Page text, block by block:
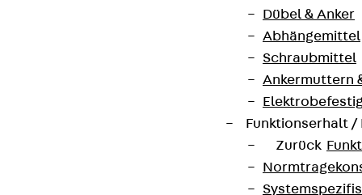
Dübel & Anker
Abhängemittel
Schraubmittel
Ankermuttern
Funktionserhalt
Zurück